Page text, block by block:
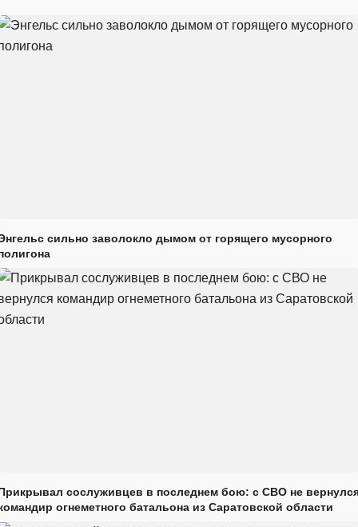
сильно заволокло дымом от горящего мусорного
сослуживцев в последнем бою: с СВО не
огнеметного батальона из Саратовской области